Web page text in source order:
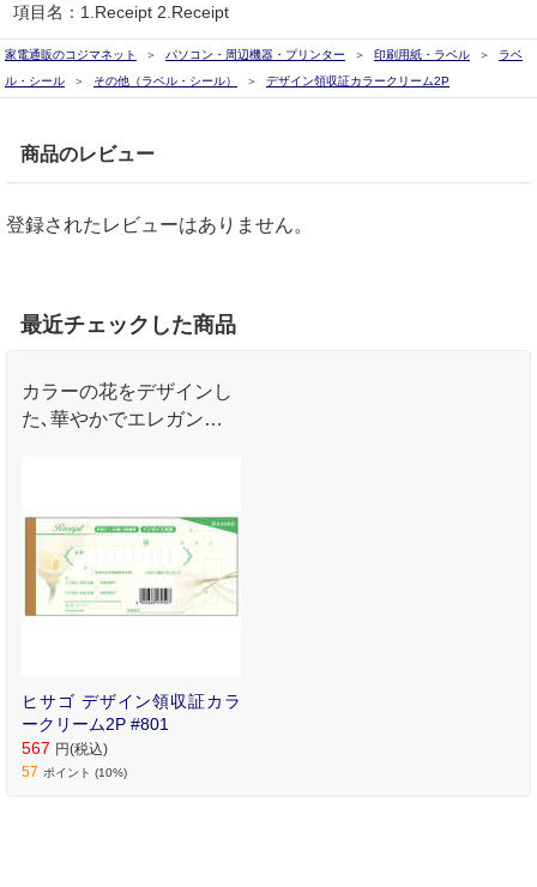
項目名：1.Receipt 2.Receipt
家電通販のコジマネット パソコン・周辺機器・プリンター 印刷用紙・ラベル
ラベ
ル・シール
その他（ラベル・シール） デザイン領収証カラークリーム2P
商品のレビュー
登録されたレビューはありません。
最近チェックした商品
カラーの花をデザインし
た､華やかでエレガント
ヒサゴ デザイン領収証カラ
ークリーム2P #801
567 円(税込)
57 ポイント (10%)